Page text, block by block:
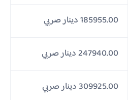
185955.00 دينار صربي
247940.00 دينار صربي
309925.00 دينار صربي